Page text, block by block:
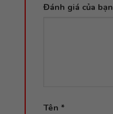
Đánh giá của bạn
Tên *